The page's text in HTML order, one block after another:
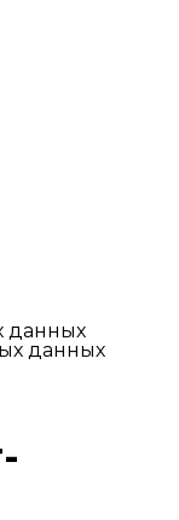
данных
данных